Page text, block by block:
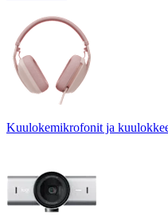
Kuulokemikrofonit ja